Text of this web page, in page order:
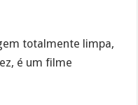
totalmente limpa,
é um filme